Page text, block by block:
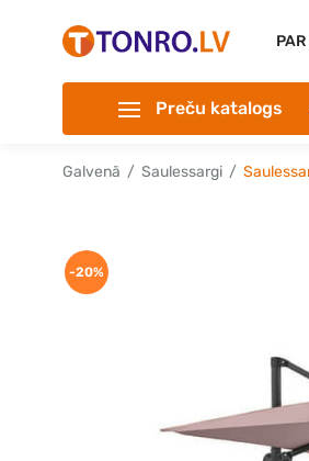
Preču katalogs
Galvenā Saulessargi
-20%